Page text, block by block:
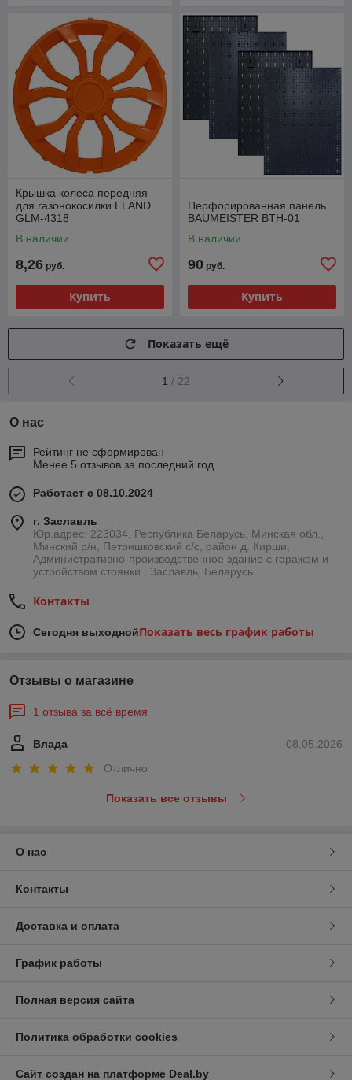
Крышка колеса передняя
для газонокосилки ELAND
GLM-4318
В наличии
8,26 руб.
Купить
Перфорированная панель
BAUMEISTER BTH-01
В наличии
90 руб.
Купить
Показать ещё
1 / 22
О нас
Рейтинг не сформирован
Менее 5 отзывов за последний год
Работает с 08.10.2024
г. Заславль
Юр.адрес: 223034, Республика Беларусь, Минская обл.,
Минский р/н, Петришковский с/с, район д. Кирши,
Административно-производственное здание с гаражом и
устройством стоянки., Заславль, Беларусь
Контакты
Сегодня выходнойПоказать весь график работы
Отзывы о магазине
1 отзыва за всё время
08.05.2026
Влада
Отлично
Показать все отзывы
О нас
Контакты
Доставка и оплата
График работы
Полная версия сайта
Политика обработки cookies
Сайт создан на платформе Deal.by